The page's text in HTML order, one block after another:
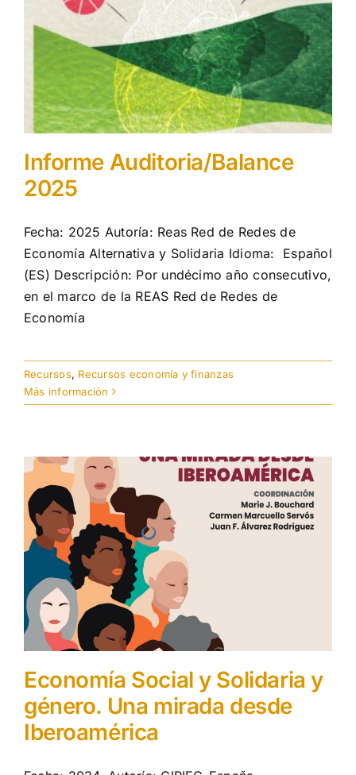
Aprendizaje
Financiación
Ellas transforman
Buscar:
Informe Auditoria/Balance
2025
Fecha: 2025 Autoría: Reas Red de Redes de
Economía Alternativa y Solidaria Idioma: Español
(ES) Descripción: Por undécimo año consecutivo,
en el marco de la REAS Red de Redes de
Economía
Recursos, Recursos economía y finanzas
Más información
Economía Social y Solidaria y
género. Una mirada desde
Iberoamérica